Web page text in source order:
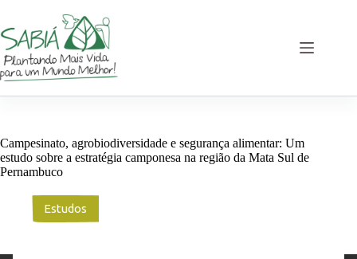
o
conteúdo
Campesinato, agrobiodiversidade e segurança alimentar: Um
estudo sobre a estratégia camponesa na região da Mata Sul de
Pernambuco
Estudos